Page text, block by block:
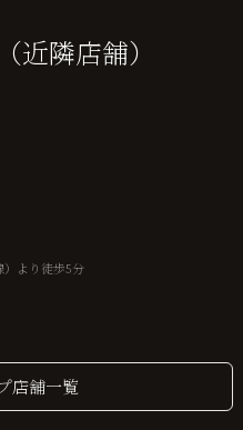
近隣店舗）
）より徒歩5分
店舗一覧